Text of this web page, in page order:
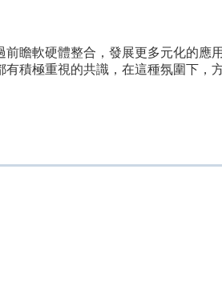
瞻軟硬體整合，發展更多元化的應
積極重視的共識，在這種氛圍下，